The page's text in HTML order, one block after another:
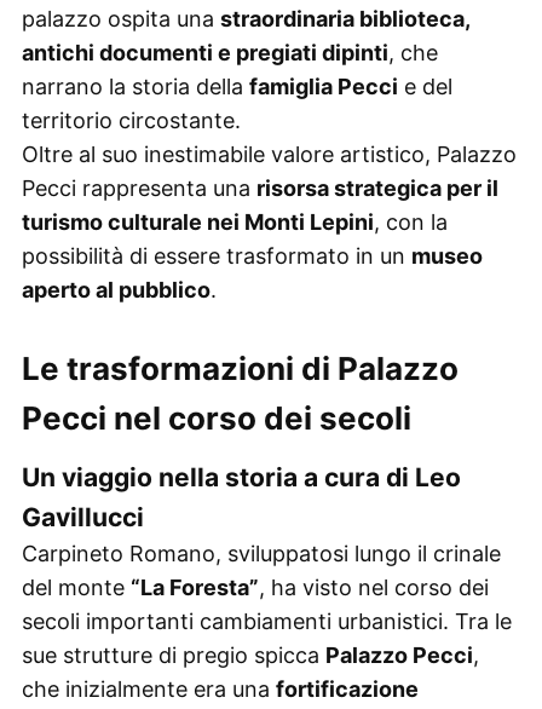
palazzo ospita una straordinaria biblioteca,
antichi documenti e pregiati dipinti, che
narrano la storia della famiglia Pecci e del
territorio circostante.
Oltre al suo inestimabile valore artistico, Palazzo
Pecci rappresenta una risorsa strategica per il
turismo culturale nei Monti Lepini, con la
possibilità di essere trasformato in un museo
aperto al pubblico.
Le trasformazioni di Palazzo
Pecci nel corso dei secoli
Un viaggio nella storia a cura di Leo
Gavillucci
Carpineto Romano, sviluppatosi lungo il crinale
del monte “La Foresta”, ha visto nel corso dei
secoli importanti cambiamenti urbanistici. Tra le
sue strutture di pregio spicca Palazzo Pecci,
che inizialmente era una fortificazione